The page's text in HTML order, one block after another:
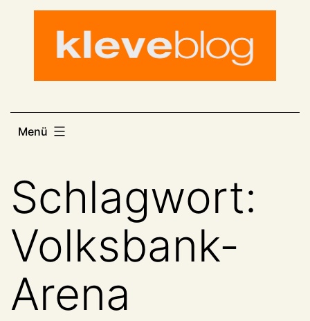
Menü
Schlagwort:
Volksbank-
Arena